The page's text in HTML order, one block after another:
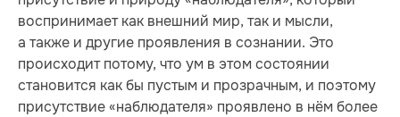
воспринимает как внешний мир, так и мысли,
а также и другие проявления в сознании. Это
происходит потому, что ум в этом состоянии
становится как бы пустым и прозрачным, и поэтому
присутствие «наблюдателя» проявлено в нём более